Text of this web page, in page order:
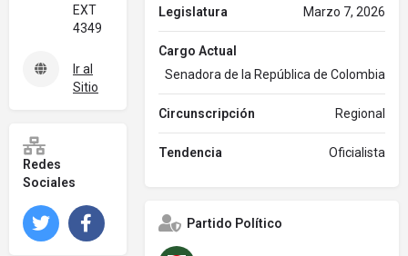
EXT
4349
Ir al
Sitio
Redes
Sociales
Twitter Facebook
Legislatura Marzo 7, 2026
Cargo Actual
Senadora de la República de Colombia
Circunscripción Regional
Tendencia Oficialista
Partido Político